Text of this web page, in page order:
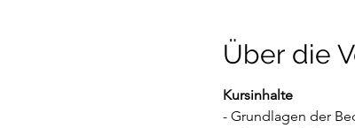
Über die
Kursinhalte
- Grundlagen der